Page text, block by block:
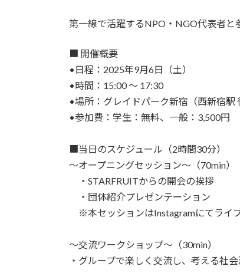
第一線で活躍するNPO・NGO代表者と
■ 開催概要
•日程：2025年9月6日（土）
•時間：15:00 ～ 17:30
•場所：グレイドパーク新宿（西新宿駅
•参加費：学生：無料、一般：3,500円
■当日のスケジュール（2時間30分）
～オープニングセッション～（70min）
・STARFRUITからの開会の挨拶
・団体紹介プレゼンテーション
※本セッションはInstagramにてライブ
～交流ワークショップ～（30min）
・グループで楽しく交流し、考える社